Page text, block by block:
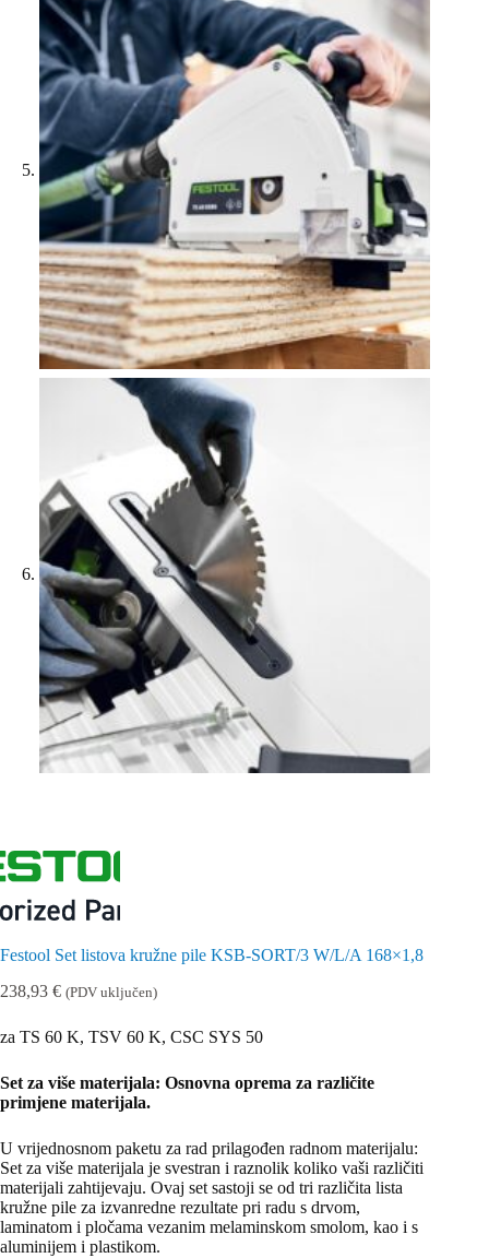
Festool Set listova kružne pile KSB-SORT/3 W/L/A 168×1,8
238,93 € (PDV uključen)
za TS 60 K, TSV 60 K, CSC SYS 50
Set za više materijala: Osnovna oprema za različite
primjene materijala.
U vrijednosnom paketu za rad prilagođen radnom materijalu:
Set za više materijala je svestran i raznolik koliko vaši različiti
materijali zahtijevaju. Ovaj set sastoji se od tri različita lista
kružne pile za izvanredne rezultate pri radu s drvom,
laminatom i pločama vezanim melaminskom smolom, kao i s
aluminijem i plastikom.